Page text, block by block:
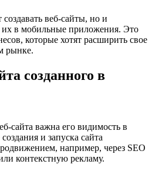
веб-сайты, но и
их в мобильные приложения. Это
которые хотят расширить свое
рынке.
созданного в
сайта важна его видимость в
и запуска сайта
например, через SEO
контекстную рекламу.